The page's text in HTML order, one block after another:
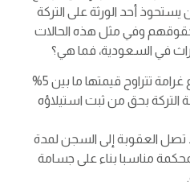
أحد الورثة على التركة
وفي مثل هذه الحالات
في السعودية، فما هي؟
إيقاع غرامة تتراوح قيمتها ما بين 5%
التركة بحق من ثبت استيلاؤه
تصل العقوبة إلى السجن لمدة
مناسبا بناء على جسامة